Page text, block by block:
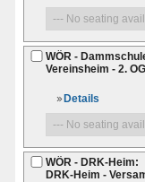
WÖR -
Vereinsheim - 2.
Details
WÖR - DRK-Heim:
DRK-Heim -